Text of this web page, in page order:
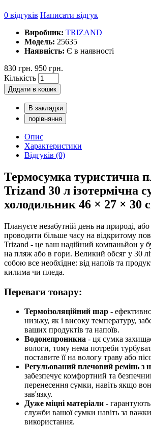
0 відгуків Написати відгук
Виробник: TRIZAND
Модель: 25635
Наявність: Є в наявності
830 грн. 950 грн.
Кількість
Додати в кошик
В закладки
порівняння
Опис
Характеристики
Відгуків (0)
Термосумка туристична
Trizand 30 л ізотермічна
холодильник 46 × 27 × 30
Плануєте незабутній день на природі,
проводити більше часу на відкритому
Trizand - це ваш надійний компаньйон у
на пляж або в гори. Великий обсяг у 30
собою все необхідне: від напоїв та
килима чи пледа.
Переваги товару:
Термоізоляційний шар -
низьку, як і високу температуру,
ваших продуктів та напоїв.
Водонепроникна - ця сумка
вологи, тому нема потреби
поставите її на вологу траву або
Регульований плечовий ремінь з
забезпечує комфортний та
перенесення сумки, навіть якщо
зав'язку.
Дуже міцні матеріали -
служби вашої сумки навіть за
використання.